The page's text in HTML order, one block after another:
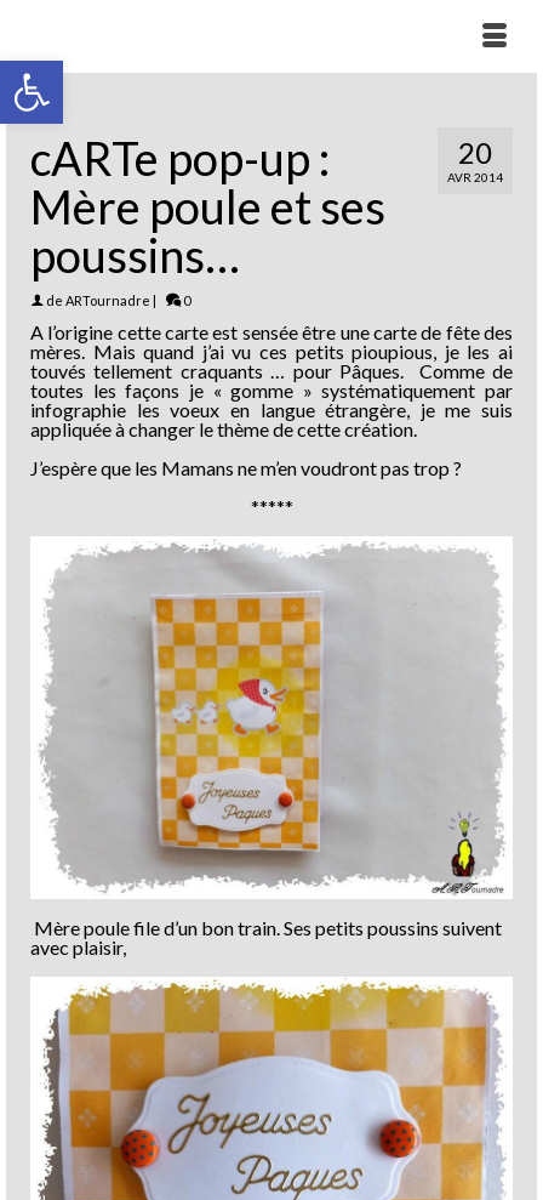
Ouvrir la barre d’outils
20
AVR 2014
cARTe pop-up :
Mère poule et ses
poussins…
de ARTournadre | 0
A l’origine cette carte est sensée être une carte de fête des
mères. Mais quand j’ai vu ces petits pioupious, je les ai
touvés tellement craquants … pour Pâques. Comme de
toutes les façons je « gomme » systématiquement par
infographie les voeux en langue étrangère, je me suis
appliquée à changer le thème de cette création.
J’espère que les Mamans ne m’en voudront pas trop ?
*****
Mère poule file d’un bon train. Ses petits poussins suivent
avec plaisir,